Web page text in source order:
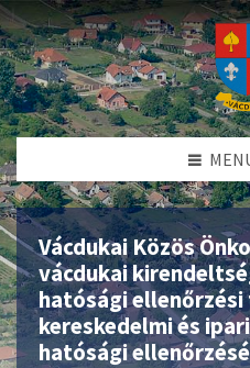
Vácdukai Közös
vácdukai
hatósági ellenőrzési
kereskedelmi és
hatósági